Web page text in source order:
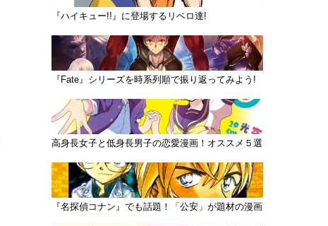
『ハイキュー!!』に登場するリベロ達!
『Fate』シリーズを時系列順で振り返ってみよう!
高身長女子と低身長男子の恋愛漫画！オススメ５選
『名探偵コナン』でも話題！「公安」が題材の漫画